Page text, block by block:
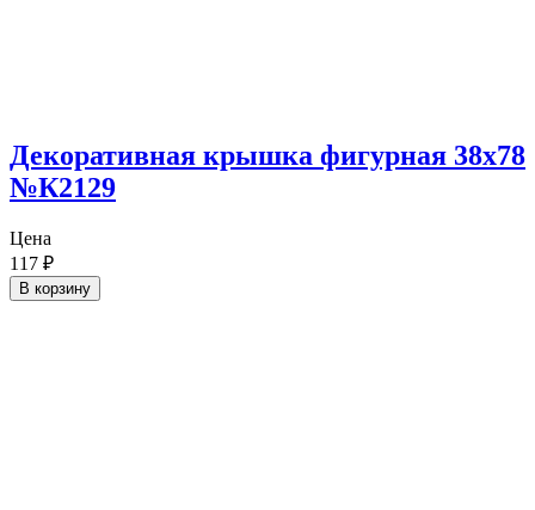
Декоративная крышка фигурная 38х78
№К2129
Цена
117 ₽
В корзину